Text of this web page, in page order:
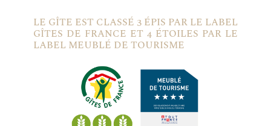
LE GÎTE EST CLASSÉ 3 ÉPIS PAR LE LABEL
GÎTES DE FRANCE ET 4 ÉTOILES PAR LE
LABEL MEUBLÉ DE TOURISME